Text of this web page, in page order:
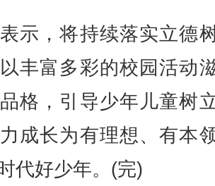
，将持续落实立德
丰富多彩的校园活动
格，引导少年儿童树
成长为有理想、有本
代好少年。(完)